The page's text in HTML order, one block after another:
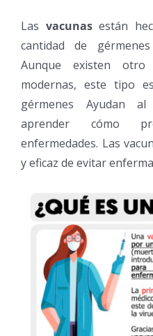
Las vacunasestán
cantidad de
Aunque existen
modernas, este tipo
gérmenes Ayudan
aprender cómo
enfermedades. Las
y eficaz de evitar